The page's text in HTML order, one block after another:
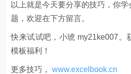
以上就是今天要分享的技巧，你
题，欢迎在下方留言。
快来试试吧，小琥 my21ke007。
模板福利​​​​！
更多技巧，www.excelbook.cn